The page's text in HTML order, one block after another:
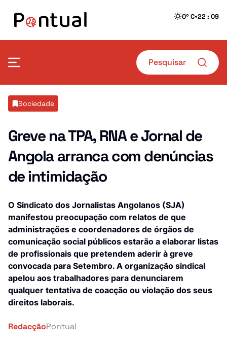
0º C•22 : 09
Mais Pontual
Transportes
Crime
Educação
Investigação
Tragédia
Energia
Pontual Tech
Banca e Seguros
Sociedade
Economia
Desporto
Saúde
África
Mundo
País
Sociedade
Greve na TPA, RNA e Jornal de
Angola arranca com denúncias
de intimidação
O Sindicato dos Jornalistas Angolanos (SJA)
manifestou preocupação com relatos de que
administrações e coordenadores de órgãos de
comunicação social públicos estarão a elaborar listas
de profissionais que pretendem aderir à greve
convocada para Setembro. A organização sindical
apelou aos trabalhadores para denunciarem
qualquer tentativa de coacção ou violação dos seus
direitos laborais.
RedacçãoPontual